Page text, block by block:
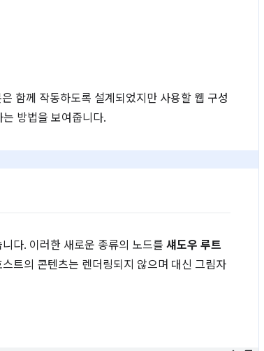
함께 작동하도록 설계되었지만 사용할 웹 구성
방법을 보여줍니다.
다. 이러한 새로운 종류의 노드를 섀도우 루트
트의 콘텐츠는 렌더링되지 않으며 대신 그림자